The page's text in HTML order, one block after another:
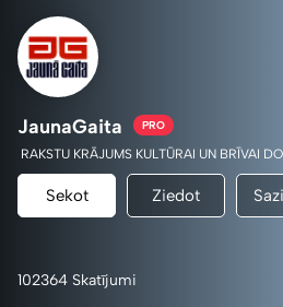
JaunaGaita PRO
RAKSTU KRĀJUMS KULTŪRAI UN BRĪVAI
Sekot Ziedot
102364 Skatījumi